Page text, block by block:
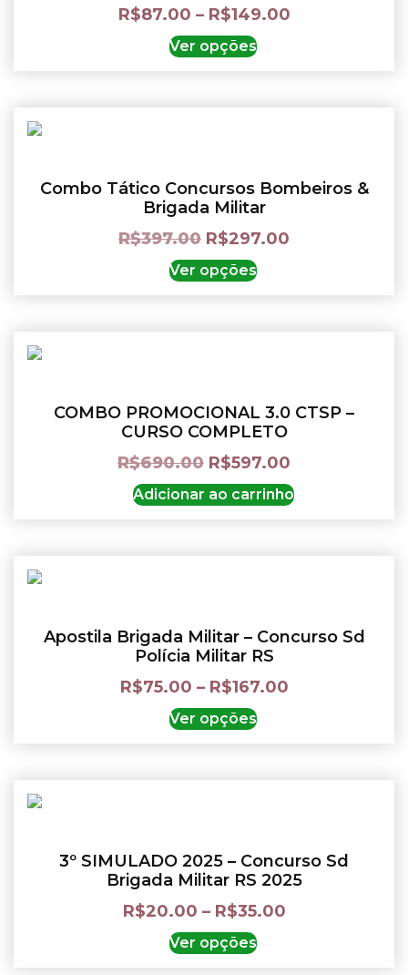
R$87.00 – R$149.00
Ver opções
Combo Tático Concursos Bombeiros &
Brigada Militar
R$397.00 R$297.00
Ver opções
COMBO PROMOCIONAL 3.0 CTSP –
CURSO COMPLETO
R$690.00 R$597.00
Adicionar ao carrinho
Apostila Brigada Militar – Concurso Sd
Polícia Militar RS
R$75.00 – R$167.00
Ver opções
3º SIMULADO 2025 – Concurso Sd
Brigada Militar RS 2025
R$20.00 – R$35.00
Ver opções